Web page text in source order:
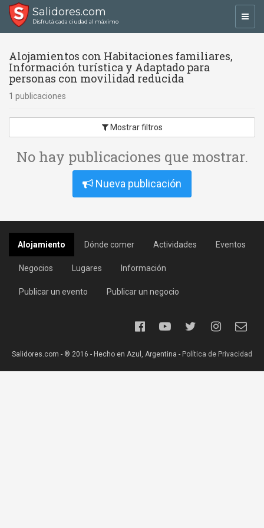
Salidores.com
Disfrutá cada ciudad al máximo
Alojamientos con Habitaciones familiares,
Información turística y Adaptado para
personas con movilidad reducida
1 publicaciones
Mostrar filtros
No hay publicaciones que mostrar.
Nueva publicación
Alojamiento Dónde comer Actividades Eventos
Negocios Lugares Información
Publicar un evento Publicar un negocio
Salidores.com - ® 2016 - Hecho en Azul, Argentina - Política de Privacidad